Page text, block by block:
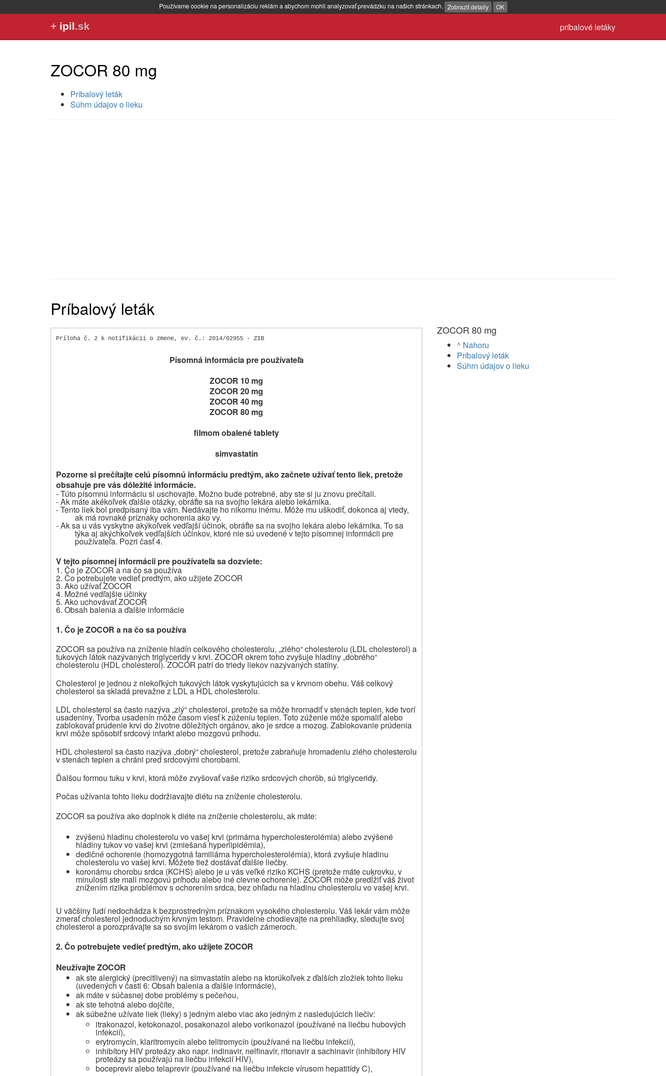
Používame cookie na personalizáciu reklám a abychom mohli analyzovať prevádzku na našich stránkach. Zobrazit detaily OK
príbalové letáky
+ ipil.sk
ZOCOR 80 mg
Príbalový leták
Súhrn údajov o lieku
Príbalový leták
Príloha č. 2 k notifikácii o zmene, ev. č.: 2014/02955 - ZIB
Písomná informácia pre používateľa
ZOCOR 10 mg
ZOCOR 20 mg
ZOCOR 40 mg
ZOCOR 80 mg
filmom obalené tablety
simvastatín
Pozorne si prečítajte celú písomnú informáciu predtým, ako začnete užívať tento liek, pretože
obsahuje pre vás dôležité informácie.
- Túto písomnú informáciu si uschovajte. Možno bude potrebné, aby ste si ju znovu prečítali.
- Ak máte akékoľvek ďalšie otázky, obráťte sa na svojho lekára alebo lekárnika.
- Tento liek bol predpísaný iba vám. Nedávajte ho nikomu inému. Môže mu uškodiť, dokonca aj vtedy,
ak má rovnaké príznaky ochorenia ako vy.
- Ak sa u vás vyskytne akýkoľvek vedľajší účinok, obráťte sa na svojho lekára alebo lekárnika. To sa
týka aj akýchkoľvek vedľajších účinkov, ktoré nie sú uvedené v tejto písomnej informácii pre
používateľa. Pozri časť 4.
V tejto písomnej informácii pre používateľa sa dozviete:
1. Čo je ZOCOR a na čo sa používa
2. Čo potrebujete vedieť predtým, ako užijete ZOCOR
3. Ako užívať ZOCOR
4. Možné vedľajšie účinky
5. Ako uchovávať ZOCOR
6. Obsah balenia a ďalšie informácie
1. Čo je ZOCOR a na čo sa používa
ZOCOR sa používa na zníženie hladín celkového cholesterolu, „zlého“ cholesterolu (LDL cholesterol) a
tukových látok nazývaných triglyceridy v krvi. ZOCOR okrem toho zvyšuje hladiny „dobrého“
cholesterolu (HDL cholesterol). ZOCOR patrí do triedy liekov nazývaných statíny.
Cholesterol je jednou z niekoľkých tukových látok vyskytujúcich sa v krvnom obehu. Váš celkový
cholesterol sa skladá prevažne z LDL a HDL cholesterolu.
LDL cholesterol sa často nazýva „zlý“ cholesterol, pretože sa môže hromadiť v stenách tepien, kde tvorí
usadeniny. Tvorba usadenín môže časom viesť k zúženiu tepien. Toto zúženie môže spomaliť alebo
zablokovať prúdenie krvi do životne dôležitých orgánov, ako je srdce a mozog. Zablokovanie prúdenia
krvi môže spôsobiť srdcový infarkt alebo mozgovú príhodu.
HDL cholesterol sa často nazýva „dobrý“ cholesterol, pretože zabraňuje hromadeniu zlého cholesterolu
v stenách tepien a chráni pred srdcovými chorobami.
Ďalšou formou tuku v krvi, ktorá môže zvyšovať vaše riziko srdcových chorôb, sú triglyceridy.
Počas užívania tohto lieku dodržiavajte diétu na zníženie cholesterolu.
ZOCOR sa používa ako doplnok k diéte na zníženie cholesterolu, ak máte:
zvýšenú hladinu cholesterolu vo vašej krvi (primárna hypercholesterolémia) alebo zvýšené
hladiny tukov vo vašej krvi (zmiešaná hyperlipidémia),
dedičné ochorenie (homozygotná familiárna hypercholesterolémia), ktorá zvyšuje hladinu
cholesterolu vo vašej krvi. Môžete tiež dostávať ďalšie liečby.
koronárnu chorobu srdca (KCHS) alebo je u vás veľké riziko KCHS (pretože máte cukrovku, v
minulosti ste mali mozgovú príhodu alebo iné cievne ochorenie). ZOCOR môže predĺžiť váš život
znížením rizika problémov s ochorením srdca, bez ohľadu na hladinu cholesterolu vo vašej krvi.
U väčšiny ľudí nedochádza k bezprostredným príznakom vysokého cholesterolu. Váš lekár vám môže
zmerať cholesterol jednoduchým krvným testom. Pravidelne chodievajte na prehliadky, sledujte svoj
cholesterol a porozprávajte sa so svojím lekárom o vašich zámeroch.
2. Čo potrebujete vedieť predtým, ako užijete ZOCOR
Neužívajte ZOCOR
ak ste alergický (precitlivený) na simvastatín alebo na ktorúkoľvek z ďalších zložiek tohto lieku
(uvedených v časti 6: Obsah balenia a ďalšie informácie),
ak máte v súčasnej dobe problémy s pečeňou,
ak ste tehotná alebo dojčíte,
ak súbežne užívate liek (lieky) s jedným alebo viac ako jedným z nasledujúcich liečiv:
itrakonazol, ketokonazol, posakonazol alebo vorikonazol (používané na liečbu hubových
infekcií),
erytromycín, klaritromycín alebo telitromycín (používané na liečbu infekcií),
inhibítory HIV proteázy ako napr. indinavir, nelfinavir, ritonavir a sachinavir (inhibítory HIV
proteázy sa používajú na liečbu infekcií HIV),
boceprevir alebo telaprevir (používané na liečbu infekcie vírusom hepatitídy C),
ZOCOR 80 mg
^ Nahoru
Príbalový leták
Súhrn údajov o lieku